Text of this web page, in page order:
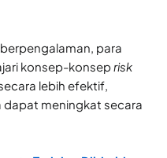
para
konsep-konseprisk
lebih efektif,
meningkat secara